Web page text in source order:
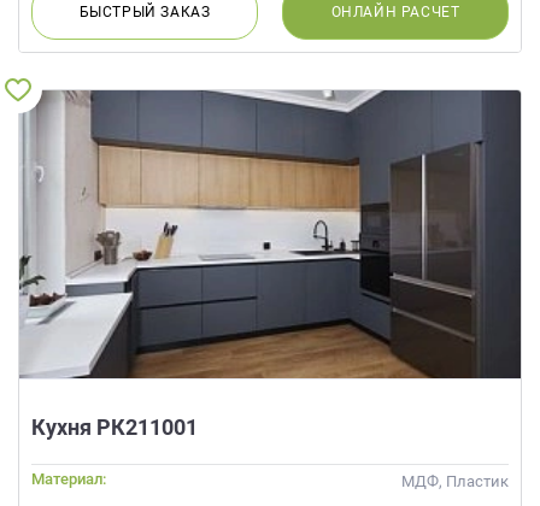
БЫСТРЫЙЗАКАЗ ОНЛАЙН РАСЧЕТ
Кухня РК211001
Материал: МДФ, Пластик